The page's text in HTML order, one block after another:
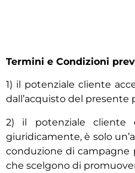
Termini e Condizioni
1) il potenziale cliente
dall’acquisto del
2) il potenziale cliente
giuridicamente, è solo
conduzione di campagne
che scelgono di